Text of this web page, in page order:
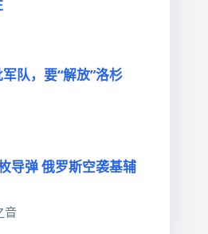
队，要“解放”洛杉
导弹 俄罗斯空袭基辅
音